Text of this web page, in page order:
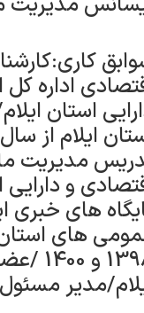
اداره
استان
مدیریت
های
مدیر مسئول